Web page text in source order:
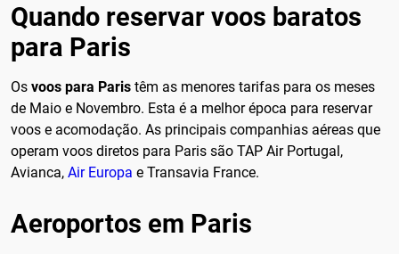
Quando reservar voos baratos
para Paris
Os voos para Paris têm as menores tarifas para os meses
de Maio e Novembro. Esta é a melhor época para reservar
voos e acomodação. As principais companhias aéreas que
operam voos diretos para Paris são TAP Air Portugal,
Avianca, Air Europa e Transavia France.
Aeroportos em Paris